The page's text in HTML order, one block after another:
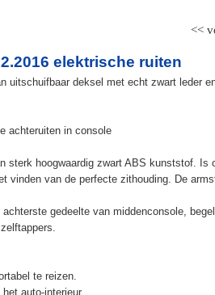
<<
elektrische ruiten
uitschuifbaar deksel met echt zwart leder
achteruiten in console
sterk hoogwaardig zwart ABS kunststof. Is
vinden van de perfecte zithouding. De
gedeelte van middenconsole,
te reizen.
auto-interieur.